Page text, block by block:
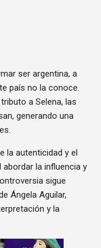
ser argentina, a
país no la conoce.
a Selena, las
generando una
la autenticidad y el
la influencia y
sigue
Ángela Aguilar,
y la